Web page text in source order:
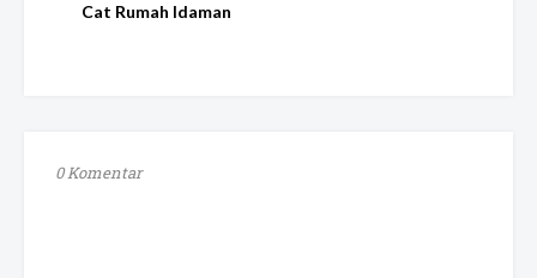
Cat Rumah Idaman
0 Komentar